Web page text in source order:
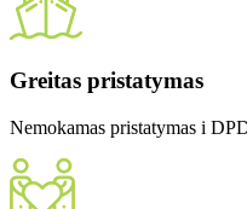
Greitas pristatymas
Nemokamas pristatymas i